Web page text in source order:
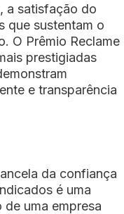
a satisfação do
que sustentam o
O Prêmio Reclame
prestigiadas
e transparência
da confiança
é uma
uma empresa